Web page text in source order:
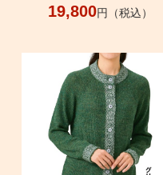
19,800円（税込）